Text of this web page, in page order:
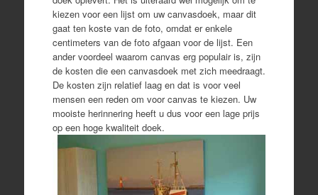
kiezen voor een lijst om uw canvasdoek, maar dit
gaat ten koste van de foto, omdat er enkele
centimeters van de foto afgaan voor de lijst. Een
ander voordeel waarom canvas erg populair is, zijn
de kosten die een canvasdoek met zich meedraagt.
De kosten zijn relatief laag en dat is voor veel
mensen een reden om voor canvas te kiezen. Uw
mooiste herinnering heeft u dus voor een lage prijs
op een hoge kwaliteit doek.